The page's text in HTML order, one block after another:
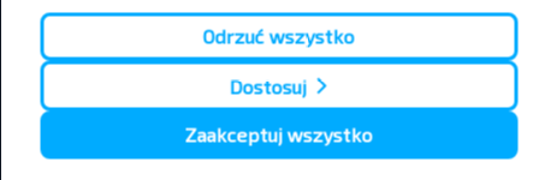
Lwów - Warszawa
Warszawa - Brześć
Lublin - Brześć
Kraków - Mińsk
Poznań - Mińsk
Lwów - Kraków
Kraków - Lwów
Warszawa - Iwano-Frankiwsk
Odrzuć wszystko
Dostosuj
Zaakceptuj wszystko